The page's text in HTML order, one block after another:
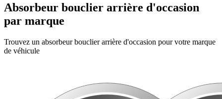
Absorbeur bouclier arrière d'occasion
par marque
Trouvez un absorbeur bouclier arrière d'occasion pour votre marque
de véhicule